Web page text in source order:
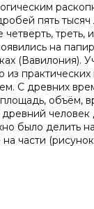
пять
четверть, треть,
на
(Вавилония).
из
С древних
объём,
было делить
части (рисунок